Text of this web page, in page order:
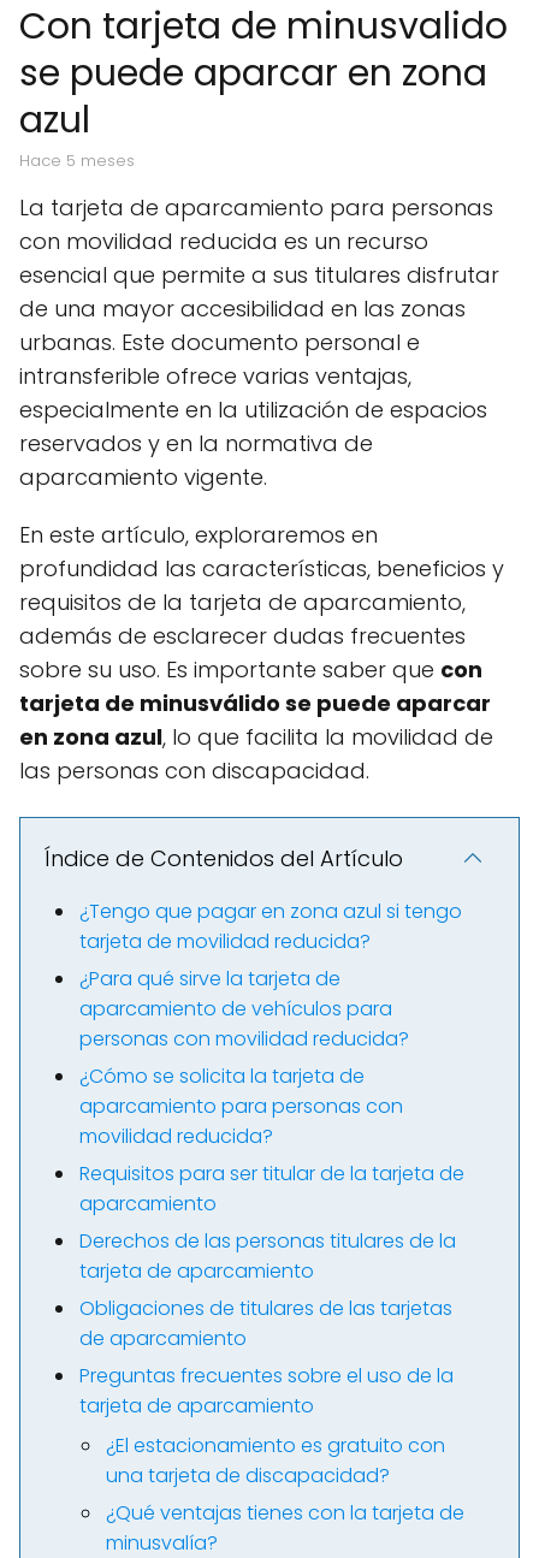
Con tarjeta de minusvalido
se puede aparcar en zona
azul
hace 5 meses
La tarjeta de aparcamiento para personas
con movilidad reducida es un recurso
esencial que permite a sus titulares disfrutar
de una mayor accesibilidad en las zonas
urbanas. Este documento personal e
intransferible ofrece varias ventajas,
especialmente en la utilización de espacios
reservados y en la normativa de
aparcamiento vigente.
En este artículo, exploraremos en
profundidad las características, beneficios y
requisitos de la tarjeta de aparcamiento,
además de esclarecer dudas frecuentes
sobre su uso. Es importante saber que con
tarjeta de minusválido se puede aparcar
en zona azul, lo que facilita la movilidad de
las personas con discapacidad.
Índice de Contenidos del Artículo
¿Tengo que pagar en zona azul si tengo
tarjeta de movilidad reducida?
¿Para qué sirve la tarjeta de
aparcamiento de vehículos para
personas con movilidad reducida?
¿Cómo se solicita la tarjeta de
aparcamiento para personas con
movilidad reducida?
Requisitos para ser titular de la tarjeta de
aparcamiento
Derechos de las personas titulares de la
tarjeta de aparcamiento
Obligaciones de titulares de las tarjetas
de aparcamiento
Preguntas frecuentes sobre el uso de la
tarjeta de aparcamiento
¿El estacionamiento es gratuito con
una tarjeta de discapacidad?
¿Qué ventajas tienes con la tarjeta de
minusvalía?